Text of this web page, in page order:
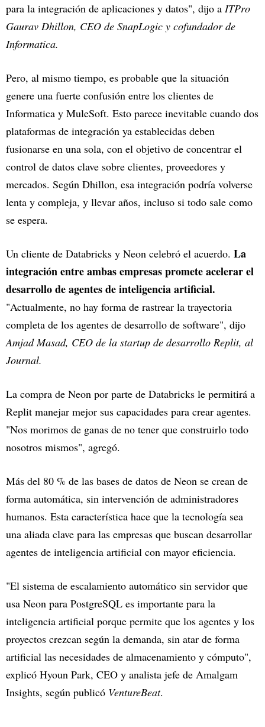
para la integración de aplicaciones y datos", dijo a ITPro
Gaurav Dhillon, CEO de SnapLogic y cofundador de
Informatica.
Pero, al mismo tiempo, es probable que la situación
genere una fuerte confusión entre los clientes de
Informatica y MuleSoft. Esto parece inevitable cuando dos
plataformas de integración ya establecidas deben
fusionarse en una sola, con el objetivo de concentrar el
control de datos clave sobre clientes, proveedores y
mercados. Según Dhillon, esa integración podría volverse
lenta y compleja, y llevar años, incluso si todo sale como
se espera.
Un cliente de Databricks y Neon celebró el acuerdo. La
integración entre ambas empresas promete acelerar el
desarrollo de agentes de inteligencia artificial.
"Actualmente, no hay forma de rastrear la trayectoria
completa de los agentes de desarrollo de software", dijo
Amjad Masad, CEO de la startup de desarrollo Replit, al
Journal.
La compra de Neon por parte de Databricks le permitirá a
Replit manejar mejor sus capacidades para crear agentes.
"Nos morimos de ganas de no tener que construirlo todo
nosotros mismos", agregó.
Más del 80 % de las bases de datos de Neon se crean de
forma automática, sin intervención de administradores
humanos. Esta característica hace que la tecnología sea
una aliada clave para las empresas que buscan desarrollar
agentes de inteligencia artificial con mayor eficiencia.
"El sistema de escalamiento automático sin servidor que
usa Neon para PostgreSQL es importante para la
inteligencia artificial porque permite que los agentes y los
proyectos crezcan según la demanda, sin atar de forma
artificial las necesidades de almacenamiento y cómputo",
explicó Hyoun Park, CEO y analista jefe de Amalgam
Insights, según publicó VentureBeat.